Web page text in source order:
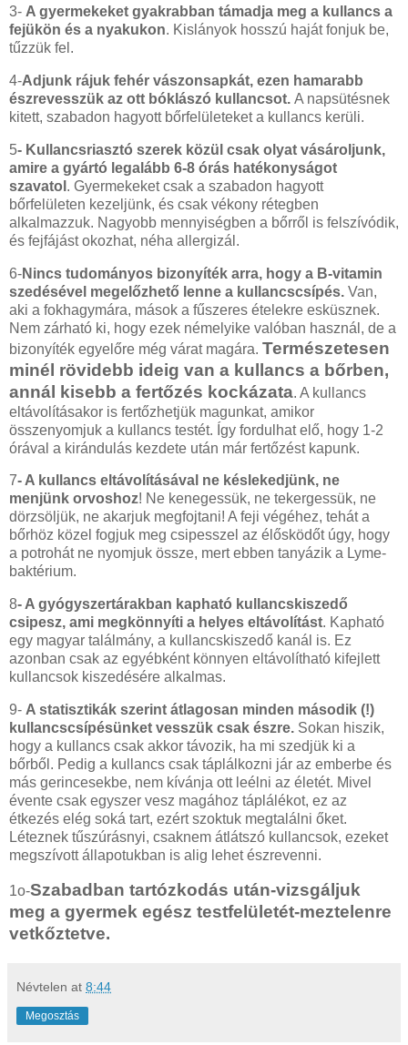
3- A gyermekeket gyakrabban támadja meg a kullancs a
fejükön és a nyakukon. Kislányok hosszú haját fonjuk be,
tűzzük fel.
4-Adjunk rájuk fehér vászonsapkát, ezen hamarabb
észrevesszük az ott bóklászó kullancsot. A napsütésnek
kitett, szabadon hagyott bőrfelületeket a kullancs kerüli.
5- Kullancsriasztó szerek közül csak olyat vásároljunk,
amire a gyártó legalább 6-8 órás hatékonyságot
szavatol . Gyermekeket csak a szabadon hagyott
bőrfelületen kezeljünk, és csak vékony rétegben
alkalmazzuk. Nagyobb mennyiségben a bőrről is felszívódik,
és fejfájást okozhat, néha allergizál.
6-Nincs tudományos bizonyíték arra, hogy a B-vitamin
szedésével megelőzhető lenne a kullancscsípés. Van,
aki a fokhagymára, mások a fűszeres ételekre esküsznek.
Nem zárható ki, hogy ezek némelyike valóban használ, de a
bizonyíték egyelőre még várat magára. Természetesen
minél rövidebb ideig van a kullancs a bőrben,
annál kisebb a fertőzés kockázata. A kullancs
eltávolításakor is fertőzhetjük magunkat, amikor
összenyomjuk a kullancs testét. Így fordulhat elő, hogy 1-2
órával a kirándulás kezdete után már fertőzést kapunk.
7- A kullancs eltávolításával ne késlekedjünk, ne
menjünk orvoshoz! Ne kenegessük, ne tekergessük, ne
dörzsöljük, ne akarjuk megfojtani! A feji végéhez, tehát a
bőrhöz közel fogjuk meg csipesszel az élősködőt úgy, hogy
a potrohát ne nyomjuk össze, mert ebben tanyázik a Lyme-
baktérium.
8- A gyógyszertárakban kapható kullancskiszedő
csipesz, ami megkönnyíti a helyes eltávolítást. Kapható
egy magyar találmány, a kullancskiszedő kanál is. Ez
azonban csak az egyébként könnyen eltávolítható kifejlett
kullancsok kiszedésére alkalmas.
9- A statisztikák szerint átlagosan minden második (!)
kullancscsípésünket vesszük csak észre. Sokan hiszik,
hogy a kullancs csak akkor távozik, ha mi szedjük ki a
bőrből. Pedig a kullancs csak táplálkozni jár az emberbe és
más gerincesekbe, nem kívánja ott leélni az életét. Mivel
évente csak egyszer vesz magához táplálékot, ez az
étkezés elég soká tart, ezért szoktuk megtalálni őket.
Léteznek tűszúrásnyi, csaknem átlátszó kullancsok, ezeket
megszívott állapotukban is alig lehet észrevenni.
1o-Szabadban tartózkodás után-vizsgáljuk
meg a gyermek egész testfelületét-meztelenre
vetkőztetve.
Névtelen at 8:44
Megosztás